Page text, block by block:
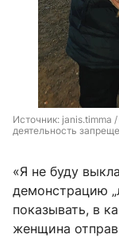
Источник: janis.timma
деятельность
«Я не буду
демонстрацию
показывать, в
женщина